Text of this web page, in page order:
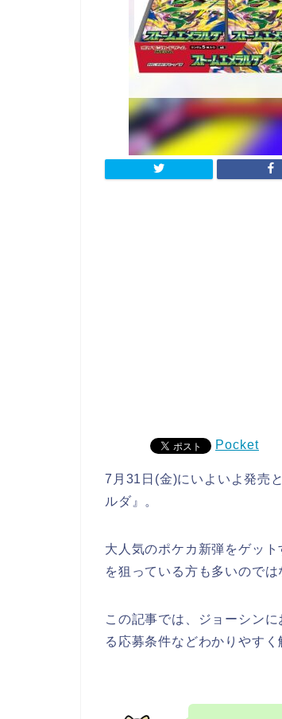
Pocket
7月31日(金)にいよいよ発売
ルダ』。
大人気のポケカ新弾をゲッ
を狙っている方も多いのでは
この記事では、ジョーシン
る応募条件などわかりやすく